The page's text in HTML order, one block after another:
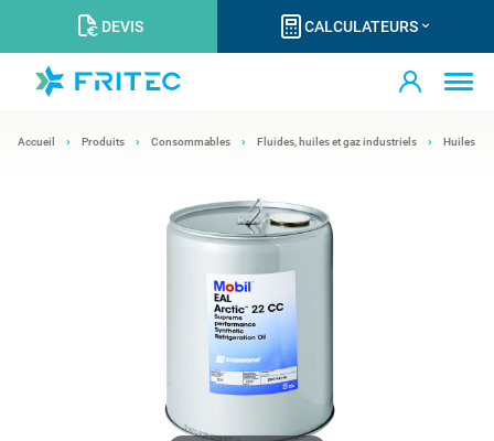
DEVIS CALCULATEURS
Accueil Produits Consommables Fluides, huiles et gaz industriels Huiles